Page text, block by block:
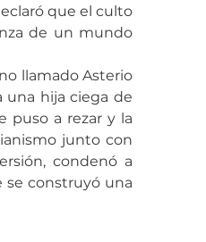
que el culto
de un mundo
llamado Asterio
una hija ciega de
puso a rezar y la
junto con
condenó a
se construyó una